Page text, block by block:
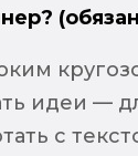
идеи —
с